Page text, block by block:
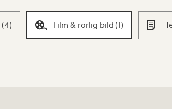
(4) Film & rörlig bild (1)